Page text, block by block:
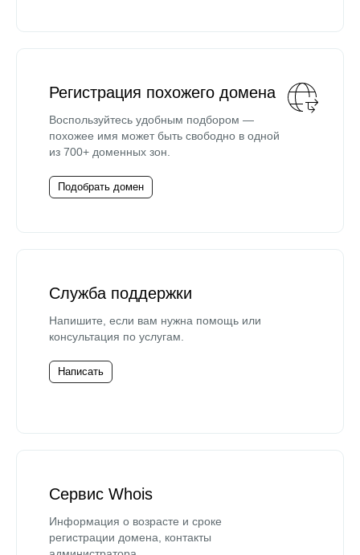
Регистрация похожего домена
Воспользуйтесь удобным подбором —
похожее имя может быть свободно в одной
из 700+ доменных зон.
Подобрать домен
Служба поддержки
Напишите, если вам нужна помощь или
консультация по услугам.
Написать
Сервис Whois
Информация о возрасте и сроке
регистрации домена, контакты